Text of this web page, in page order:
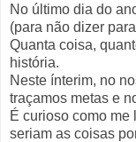
No último dia do
(para não dizer
Quanta coisa,
história.
Neste ínterim, no
traçamos metas e
É curioso como
seriam as coisas